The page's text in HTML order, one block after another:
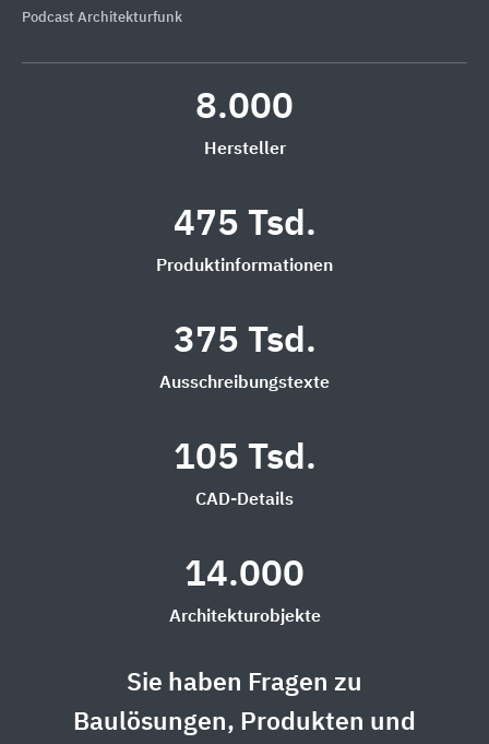
Podcast Architekturfunk
8.000
Hersteller
475 Tsd.
Produktinformationen
375 Tsd.
Ausschreibungstexte
105 Tsd.
CAD-Details
14.000
Architekturobjekte
Sie haben Fragen zu
Baulösungen, Produkten und